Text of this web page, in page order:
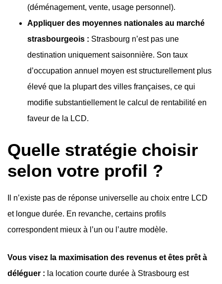
(déménagement, vente, usage personnel).
Appliquer des moyennes nationales au marché
strasbourgeois : Strasbourg n’est pas une
destination uniquement saisonnière. Son taux
d’occupation annuel moyen est structurellement plus
élevé que la plupart des villes françaises, ce qui
modifie substantiellement le calcul de rentabilité en
faveur de la LCD.
Quelle stratégie choisir
selon votre profil ?
Il n’existe pas de réponse universelle au choix entre LCD
et longue durée. En revanche, certains profils
correspondent mieux à l’un ou l’autre modèle.
Vous visez la maximisation des revenus et êtes prêt à
déléguer : la location courte durée à Strasbourg est